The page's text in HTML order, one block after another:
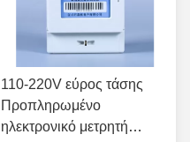
110-220V εύρος τάσης
Προπληρωμένο
ηλεκτρονικό μετρητή